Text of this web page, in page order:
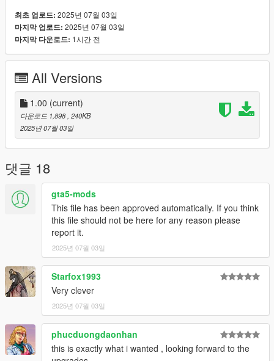
e.g. "Grand Theft Auto V/scripts/"
if there isn't a scripts folder, make one.
changelog
Join myPatreon- It's free!
최초 업로드: 2025년 07월 03일
마지막 업로드: 2025년 07월 03일
마지막 다운로드: 1시간 전
All Versions
1.00 (current)
다운로드 1,898, 240KB
2025년 07월 03일
댓글 18
gta5-mods
This file has been approved automatically. If you think
this file should not be here for any reason please
report it.
2025년 07월 03일
Starfox1993
Very clever
2025년 07월 03일
phucduongdaonhan
this is exactly what i wanted , looking forward to the